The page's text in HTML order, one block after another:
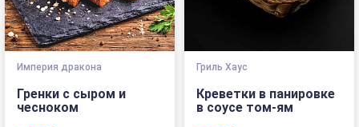
Империя дракона
Гренки с сыром и
чесноком
Гриль Хаус
Креветки в панировке
в соусе том-ям